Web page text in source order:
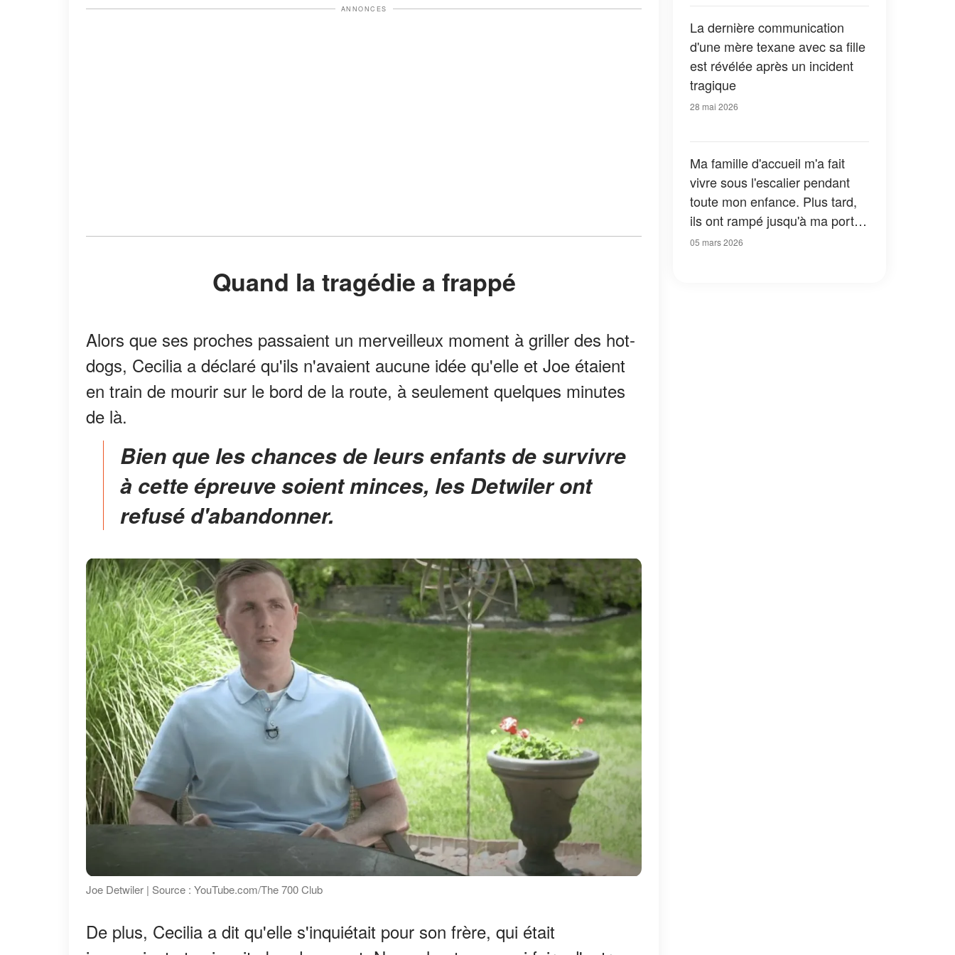
ANNONCES
Quand la tragédie a frappé
Alors que ses proches passaient un merveilleux moment à griller des hot-
dogs, Cecilia a déclaré qu'ils n'avaient aucune idée qu'elle et Joe étaient
en train de mourir sur le bord de la route, à seulement quelques minutes
de là.
Bien que les chances de leurs enfants de survivre
à cette épreuve soient minces, les Detwiler ont
refusé d'abandonner.
Joe Detwiler | Source : YouTube.com/The 700 Club
De plus, Cecilia a dit qu'elle s'inquiétait pour son frère, qui était
La dernière communication
d'une mère texane avec sa fille
est révélée après un incident
tragique
28 mai 2026
Ma famille d'accueil m'a fait
vivre sous l'escalier pendant
toute mon enfance. Plus tard,
ils ont rampé jusqu'à ma porte
à genoux
05 mars 2026